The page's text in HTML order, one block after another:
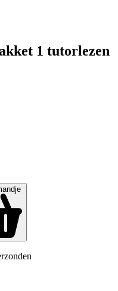
1 tutorlezen